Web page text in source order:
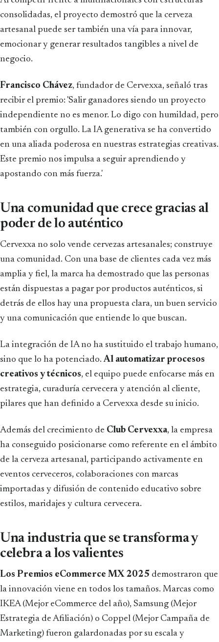
consolidadas, el proyecto demostró que la cerveza
artesanal puede ser también una vía para innovar,
emocionar y generar resultados tangibles a nivel de
negocio.
Francisco Chávez, fundador de Cervexxa, señaló tras
recibir el premio: 'Salir ganadores siendo un proyecto
independiente no es menor. Lo digo con humildad, pero
también con orgullo. La IA generativa se ha convertido
en una aliada poderosa en nuestras estrategias creativas.
Este premio nos impulsa a seguir aprendiendo y
apostando con más fuerza.'
Una comunidad que crece gracias al
poder de lo auténtico
Cervexxa no solo vende cervezas artesanales; construye
una comunidad. Con una base de clientes cada vez más
amplia y fiel, la marca ha demostrado que las personas
están dispuestas a pagar por productos auténticos, si
detrás de ellos hay una propuesta clara, un buen servicio
y una comunicación que entiende lo que buscan.
La integración de IA no ha sustituido el trabajo humano,
sino que lo ha potenciado.Al automatizar procesos
creativos y técnicos, el equipo puede enfocarse más en
estrategia, curaduría cervecera y atención al cliente,
pilares que han definido a Cervexxa desde su inicio.
Además del crecimiento de Club Cervexxa, la empresa
ha conseguido posicionarse como referente en el ámbito
de la cerveza artesanal, participando activamente en
eventos cerveceros, colaboraciones con marcas
importadas y difusión de contenido educativo sobre
estilos, maridajes y cultura cervecera.
Una industria que se transforma y
celebra a los valientes
Los Premios eCommerce MX 2025 demostraron que
la innovación viene en todos los tamaños. Marcas como
IKEA (Mejor eCommerce del año), Samsung (Mejor
Estrategia de Afiliación) o Coppel (Mejor Campaña de
Marketing) fueron galardonadas por su escala y